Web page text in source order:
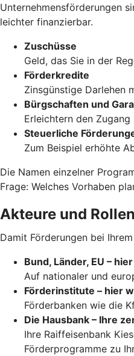
Unternehmensförderungen
leichter finanzierbar.
Zuschüsse
Geld, das Sie in der
Förderkredite
Zinsgünstige Darlehen
Bürgschaften und
Erleichtern den
Steuerliche
Zum Beispiel erhöhte
Die Namen einzelner
Frage: Welches Vorhaben
Akteure und
Damit Förderungen bei
Bund, Länder, EU –
Auf nationaler und
Förderinstitute – hier
Förderbanken wie die
Die Hausbank – Ihre
Ihre Raiffeisenbank
Förderprogramme zu